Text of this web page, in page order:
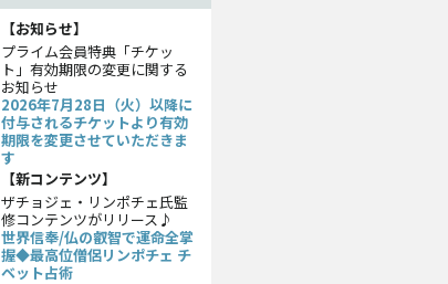
【お知らせ】
プライム会員特典「チケッ
ト」有効期限の変更に関する
お知らせ
2026年7月28日（火）以降に
付与されるチケットより有効
期限を変更させていただきま
す
【新コンテンツ】
ザチョジェ・リンポチェ氏監
修コンテンツがリリース♪
世界信奉/仏の叡智で運命全掌
握◆最高位僧侶リンポチェ チ
ベット占術